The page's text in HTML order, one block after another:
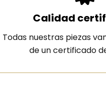
Calidad
Todas nuestras piezas
de un certificado